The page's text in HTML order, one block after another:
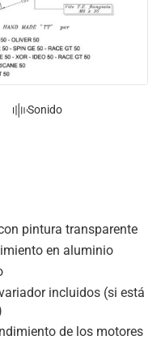
pintura transparente
en aluminio
incluidos (si está
de los motores
Sonido